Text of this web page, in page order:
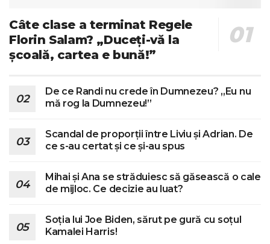
Câte clase a terminat Regele
Florin Salam? „Duceți-vă la
școală, cartea e bună!”
De ce Randi nu crede în Dumnezeu? „Eu nu
mă rog la Dumnezeu!”
Scandal de proporții între Liviu și Adrian. De
ce s-au certat și ce și-au spus
Mihai și Ana se străduiesc să găsească o cale
de mijloc. Ce decizie au luat?
Soția lui Joe Biden, sărut pe gură cu soțul
Kamalei Harris!